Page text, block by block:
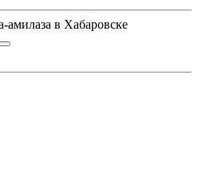
амилаза в Хабаровске